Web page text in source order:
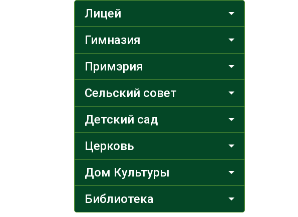
Лицей
Гимназия
Примэрия
Сельский совет
Детский сад
Церковь
Дом Культуры
Библиотека